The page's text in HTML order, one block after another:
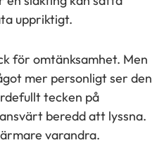
uppriktigt.
för omtänksamhet. Men
mer personligt ser den
tecken på
beredd att lyssna.
varandra.